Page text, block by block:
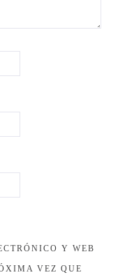
Y WEB
VEZ QUE